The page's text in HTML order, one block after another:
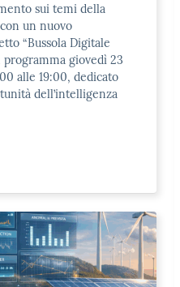
sui temi della
un nuovo
“Bussola Digitale
giovedì 23
alle 19:00, dedicato
dell’intelligenza